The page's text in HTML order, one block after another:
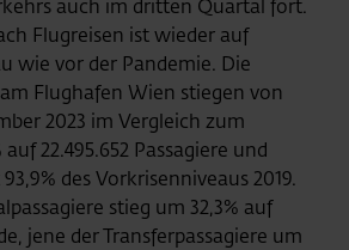
auch im dritten Quartal fort.
Flugreisen ist wieder auf
wie vor der Pandemie. Die
Flughafen Wien stiegen von
2023 im Vergleich zum
22.495.652 Passagiere und
des Vorkrisenniveaus 2019.
stieg um 32,3% auf
jene der Transferpassagiere um